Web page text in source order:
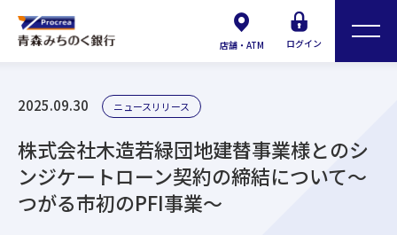
店舗・ATM ログイン
2025.09.30 ニュースリリース
株式会社木造若緑団地建替事業様とのシ
ンジケートローン契約の締結について～
つがる市初のPFI事業～